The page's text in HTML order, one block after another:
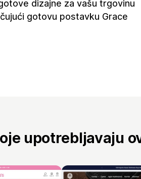
dizajne za vašu trgovinu
gotovu postavku Grace
upotrebljavaju